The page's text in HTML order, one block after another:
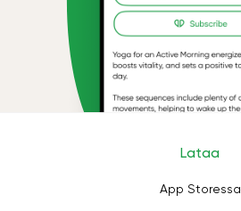
Lataa
App Storessa